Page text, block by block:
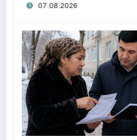
07.08.2026